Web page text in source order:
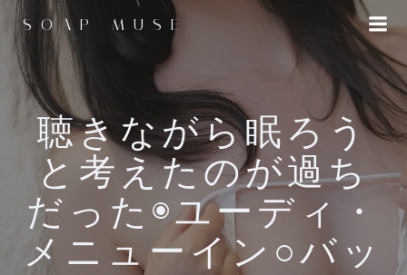
ツ
へ
ス
キ
ッ
プ
SOAP MUSE
聴きながら眠ろう
と考えたのが過ち
だった◉ユーディ・
メニューイン○バッ